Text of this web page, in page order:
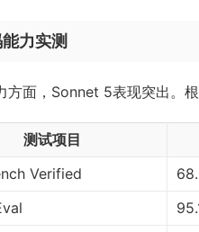
力实测
方面，Sonnet 5表现突出。
测试项目
Verified